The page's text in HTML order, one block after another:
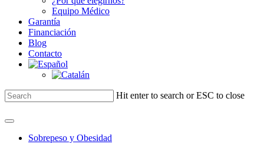
Equipo Médico
Garantía
Financiación
Blog
Contacto
Hit enter to search or ESC to close
Search
Sobrepeso y Obesidad